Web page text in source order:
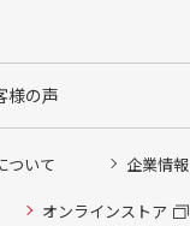
様の声
ついて 企業情報
オンラインストア